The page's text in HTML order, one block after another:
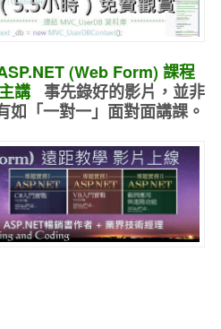
(Web Form) 課程
講 事先錄好的影片，並非
如 「一對一」面對面講課。